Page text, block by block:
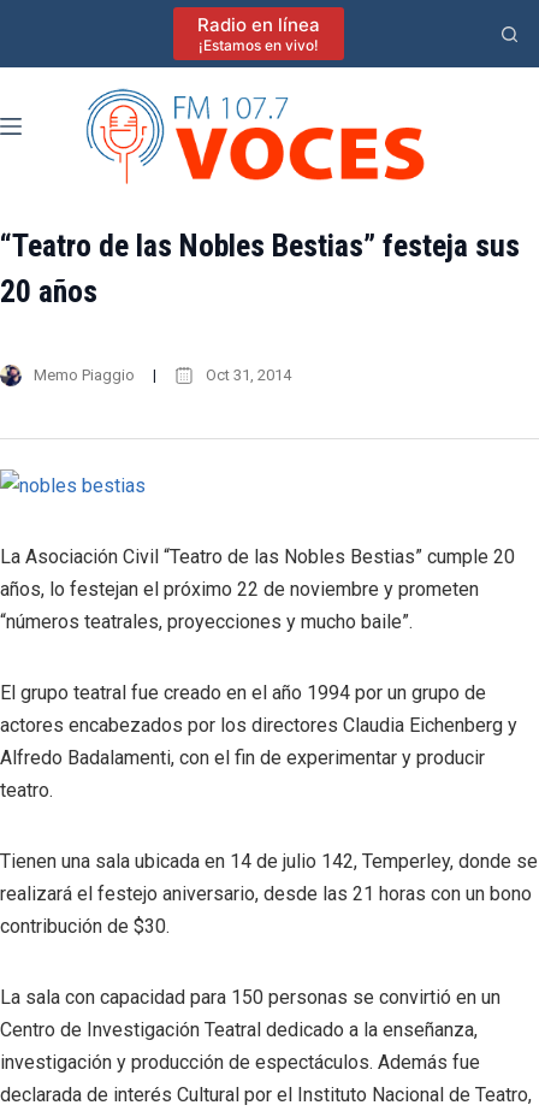
Radio en línea
¡Estamos en vivo!
“Teatro de las Nobles Bestias” festeja sus
20 años
Memo Piaggio Oct 31, 2014
La Asociación Civil “Teatro de las Nobles Bestias” cumple 20
años, lo festejan el próximo 22 de noviembre y prometen
“números teatrales, proyecciones y mucho baile”.
El grupo teatral fue creado en el año 1994 por un grupo de
actores encabezados por los directores Claudia Eichenberg y
Alfredo Badalamenti, con el fin de experimentar y producir
teatro.
Tienen una sala ubicada en 14 de julio 142, Temperley, donde se
realizará el festejo aniversario, desde las 21 horas con un bono
contribución de $30.
La sala con capacidad para 150 personas se convirtió en un
Centro de Investigación Teatral dedicado a la enseñanza,
investigación y producción de espectáculos. Además fue
declarada de interés Cultural por el Instituto Nacional de Teatro,